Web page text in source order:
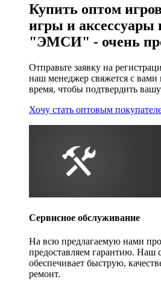
Купить оптом
игры и аксессуары
"ЭМСИ" - очень
Отправьте заявку на
наш менеджер свяжется с
время, чтобы подтвердить
Хочу стать оптовым
Сервисное обслуживание
На всю предлагаемую нами
предоставляем гарантию. Наш
обеспечивает быструю,
ремонт.